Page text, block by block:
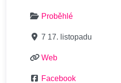
Proběhlé
7 17. listopadu
Web
Facebook